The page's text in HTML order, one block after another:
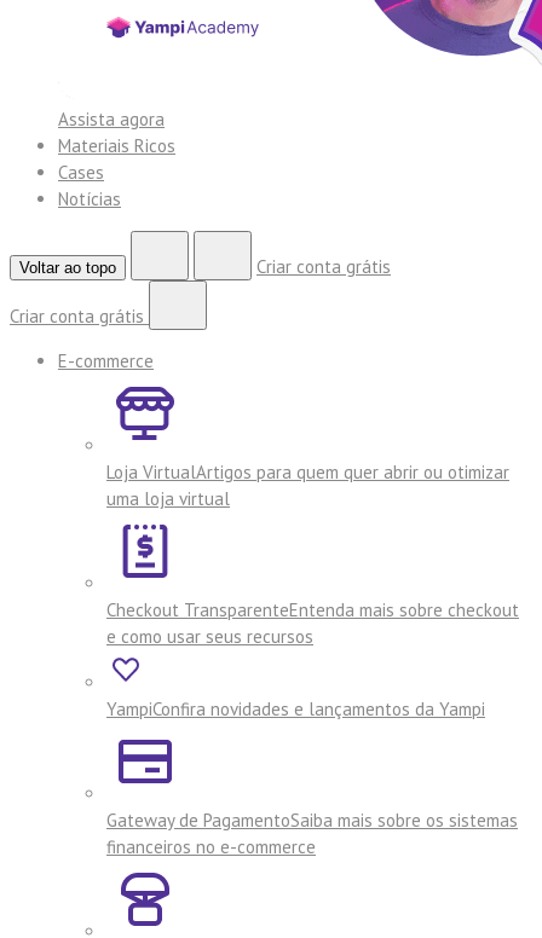
Assista agora
Materiais Ricos
Cases
Notícias
Voltar ao topo Criar conta grátis
Criar conta grátis
E-commerce
Loja VirtualArtigos para quem quer abrir ou otimizar
uma loja virtual
Checkout TransparenteEntenda mais sobre checkout
e como usar seus recursos
YampiConfira novidades e lançamentos da Yampi
Gateway de PagamentoSaiba mais sobre os sistemas
financeiros no e-commerce